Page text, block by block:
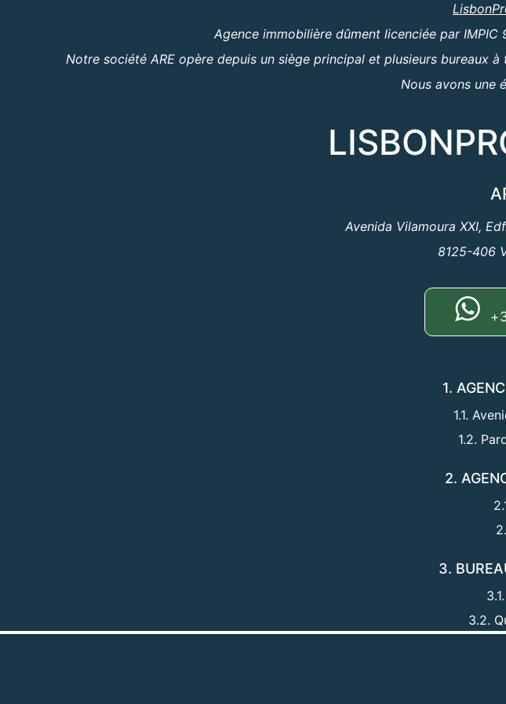
Agence immobilière dûment licenciée par
Notre société ARE opère depuis un siège principal et plusieurs bureaux
Nous avons une
Avenida Vilamoura XXI,
8125-406
1.
1.1.
1.2.
2.
3.
3.2.